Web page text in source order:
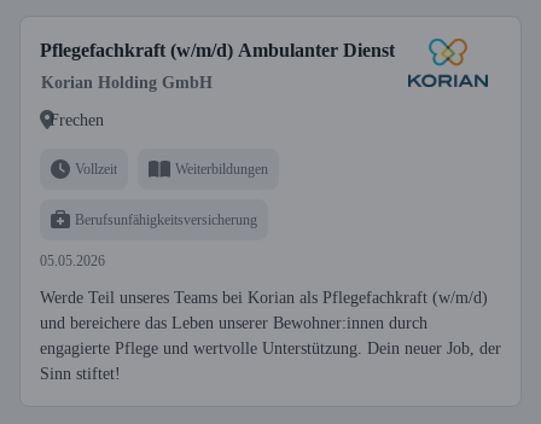
Pflegefachkraft (w/m/d) Ambulanter Dienst
Korian Holding GmbH
Frechen
Vollzeit Weiterbildungen
Berufsunfähigkeitsversicherung
05.05.2026
Werde Teil unseres Teams bei Korian als Pflegefachkraft (w/m/d)
und bereichere das Leben unserer Bewohner:innen durch
engagierte Pflege und wertvolle Unterstützung. Dein neuer Job, der
Sinn stiftet!